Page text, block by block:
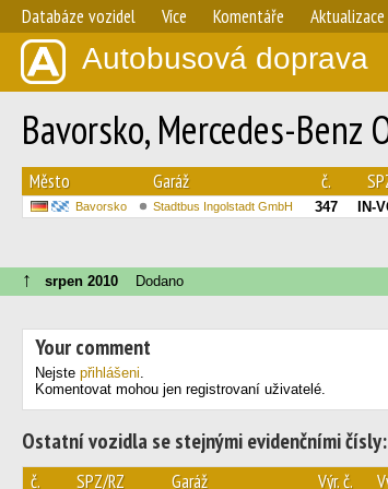
Databáze vozidel Více Komentáře Aktualizace
Autobusová doprava
Bavorsko, Mercedes-
Město Garáž č.
Bavorsko Stadtbus Ingolstadt GmbH 347 IN-
↑ srpen 2010 Dodano
Your comment
Nejste přihlášeni.
Komentovat mohou jen registrovaní uživatelé.
Ostatní vozidla se stejnými evidenčními čísly:
č. SPZ/RZ Garáž Výr. č.